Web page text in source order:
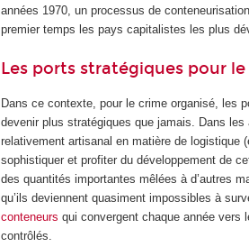
années 1970, un processus de
premier temps les pays capitalistes les plus
Les ports stratégiques pour
Dans ce contexte, pour le crime organisé, les
devenir plus stratégiques que jamais. Dans
relativement artisanal en matière de
sophistiquer et profiter du développement de
des quantités importantes mêlées à d’autres
qu’ils deviennent quasiment impossibles à
conteneurs qui convergent chaque année vers
contrôlés.